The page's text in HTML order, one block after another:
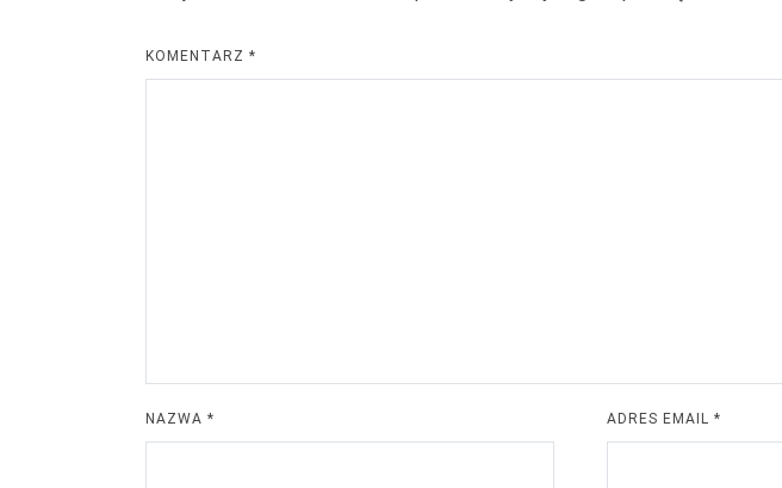
KOMENTARZ *
NAZWA * ADRES EMAIL *